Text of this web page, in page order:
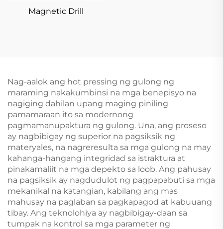
Magnetic Drill
Nag-aalok ang hot pressing ng gulong ng
maraming nakakumbinsi na mga benepisyo na
nagiging dahilan upang maging piniling
pamamaraan ito sa modernong
pagmamanupaktura ng gulong. Una, ang proseso
ay nagbibigay ng superior na pagsiksik ng
materyales, na nagreresulta sa mga gulong na may
kahanga-hangang integridad sa istraktura at
pinakamaliit na mga depekto sa loob. Ang pahusay
na pagsiksik ay nagdudulot ng pagpapabuti sa mga
mekanikal na katangian, kabilang ang mas
mahusay na paglaban sa pagkapagod at kabuuang
tibay. Ang teknolohiya ay nagbibigay-daan sa
tumpak na kontrol sa mga parameter ng